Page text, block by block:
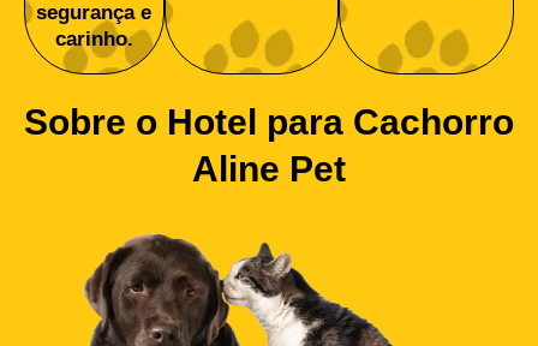
segurança e
carinho.
Sobre o Hotel para Cachorro
Aline Pet